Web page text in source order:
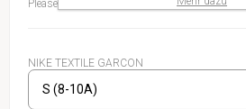
Please select the address you want to ship to
NIKE TEXTILE GARCON